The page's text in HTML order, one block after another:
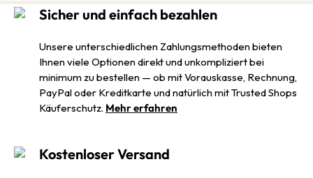
Sicher und einfach bezahlen
Unsere unterschiedlichen Zahlungsmethoden bieten
Ihnen viele Optionen direkt und unkompliziert bei
minimum zu bestellen — ob mit Vorauskasse, Rechnung,
PayPal oder Kreditkarte und natürlich mit Trusted Shops
Käuferschutz. Mehr erfahren
Kostenloser Versand